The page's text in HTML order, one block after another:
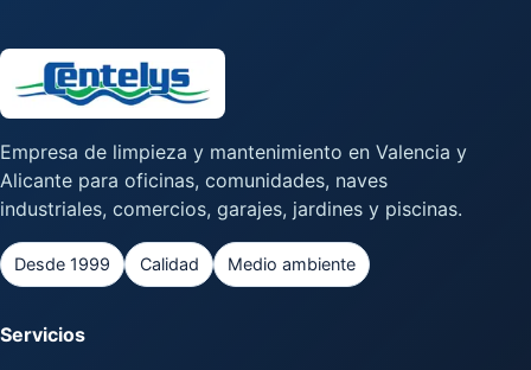
Empresa de limpieza y mantenimiento en Valencia y
Alicante para oficinas, comunidades, naves
industriales, comercios, garajes, jardines y piscinas.
Desde 1999 Calidad Medio ambiente
Servicios